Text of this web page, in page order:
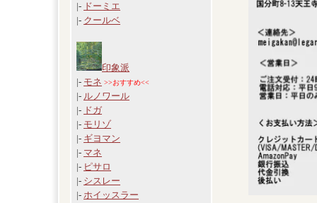
|- ドーミエ
|- クールベ
印象派
|- モネ >>おすすめ<<
|- ルノワール
|- ドガ
|- モリゾ
|- ギヨマン
|- マネ
|- ピサロ
|- シスレー
|- ホイッスラー